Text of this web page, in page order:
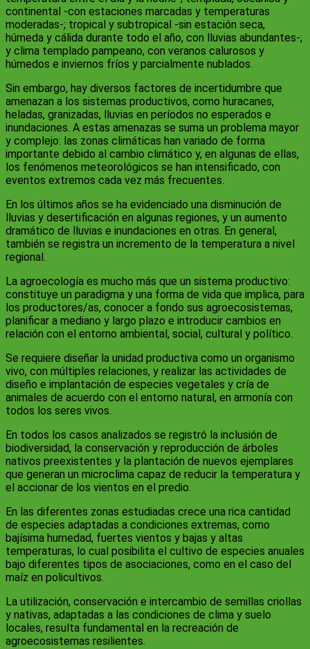
continental -con estaciones marcadas y temperaturas
moderadas-; tropical y subtropical -sin estación seca,
húmeda y cálida durante todo el año, con lluvias abundantes-;
y clima templado pampeano, con veranos calurosos y
húmedos e inviernos fríos y parcialmente nublados.
Sin embargo, hay diversos factores de incertidumbre que
amenazan a los sistemas productivos, como huracanes,
heladas, granizadas, lluvias en períodos no esperados e
inundaciones. A estas amenazas se suma un problema mayor
y complejo: las zonas climáticas han variado de forma
importante debido al cambio climático y, en algunas de ellas,
los fenómenos meteorológicos se han intensificado, con
eventos extremos cada vez más frecuentes.
En los últimos años se ha evidenciado una disminución de
lluvias y desertificación en algunas regiones, y un aumento
dramático de lluvias e inundaciones en otras. En general,
también se registra un incremento de la temperatura a nivel
regional.
La agroecología es mucho más que un sistema productivo:
constituye un paradigma y una forma de vida que implica, para
los productores/as, conocer a fondo sus agroecosistemas,
planificar a mediano y largo plazo e introducir cambios en
relación con el entorno ambiental, social, cultural y político.
Se requiere diseñar la unidad productiva como un organismo
vivo, con múltiples relaciones, y realizar las actividades de
diseño e implantación de especies vegetales y cría de
animales de acuerdo con el entorno natural, en armonía con
todos los seres vivos.
En todos los casos analizados se registró la inclusión de
biodiversidad, la conservación y reproducción de árboles
nativos preexistentes y la plantación de nuevos ejemplares
que generan un microclima capaz de reducir la temperatura y
el accionar de los vientos en el predio.
En las diferentes zonas estudiadas crece una rica cantidad
de especies adaptadas a condiciones extremas, como
bajísima humedad, fuertes vientos y bajas y altas
temperaturas, lo cual posibilita el cultivo de especies anuales
bajo diferentes tipos de asociaciones, como en el caso del
maíz en policultivos.
La utilización, conservación e intercambio de semillas criollas
y nativas, adaptadas a las condiciones de clima y suelo
locales, resulta fundamental en la recreación de
agroecosistemas resilientes.